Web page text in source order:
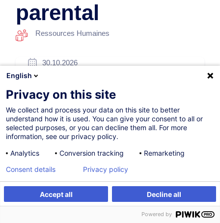
S'inscrire Formation sur mesure
parental
Ressources Humaines
30.10.2026
Formation présentielle
Cours du jour
French / Français
006516
260,00EUR(+3% TVA)
S'inscrire
English
Privacy on this site
We collect and process your data on this site to better
understand how it is used. You can give your consent to all or
selected purposes, or you can decline them all. For more
information, see our privacy policy.
Analytics
Conversion tracking Remarketing
Accept all Decline all
Consent details Privacy policy
Powered by